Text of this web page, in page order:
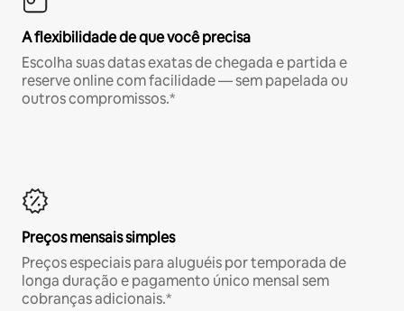
A flexibilidade de que você precisa
Escolha suas datas exatas de chegada e partida e
reserve online com facilidade — sem papelada ou
outros compromissos.*
Preços mensais simples
Preços especiais para aluguéis por temporada de
longa duração e pagamento único mensal sem
cobranças adicionais.*